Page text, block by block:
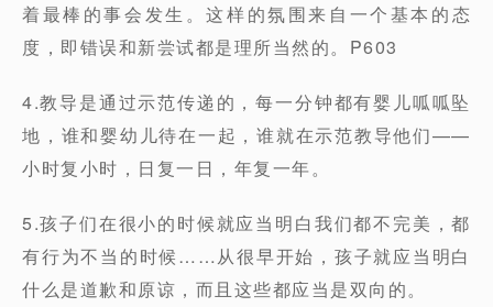
着最棒的事会发生。这样的氛围来自一个基本的态
度，即错误和新尝试都是理所当然的。P603
4.教导是通过示范传递的，每一分钟都有婴儿呱呱坠
地，谁和婴幼儿待在一起，谁就在示范教导他们——
小时复小时，日复一日，年复一年。
5.孩子们在很小的时候就应当明白我们都不完美，都
有行为不当的时候……从很早开始，孩子就应当明白
什么是道歉和原谅，而且这些都应当是双向的。